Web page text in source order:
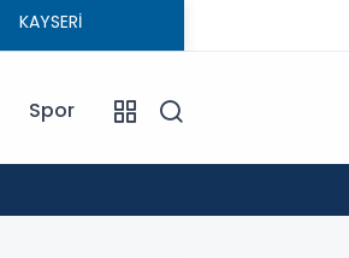
Spor